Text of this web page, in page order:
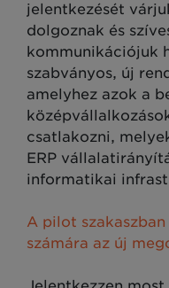
jelentkezését
dolgoznak és
kommunikációjuk
szabványos, új
amelyhez azok a
csatlakozni,
ERP
informatikai
A pilot
számára az új